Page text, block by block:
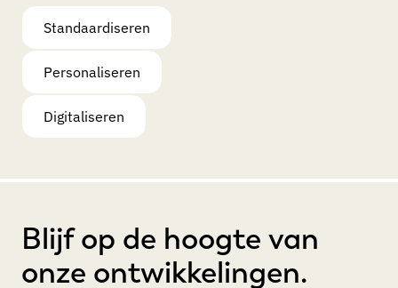
Standaardiseren
Personaliseren
Digitaliseren
Blijf op de hoogte van
onze ontwikkelingen.